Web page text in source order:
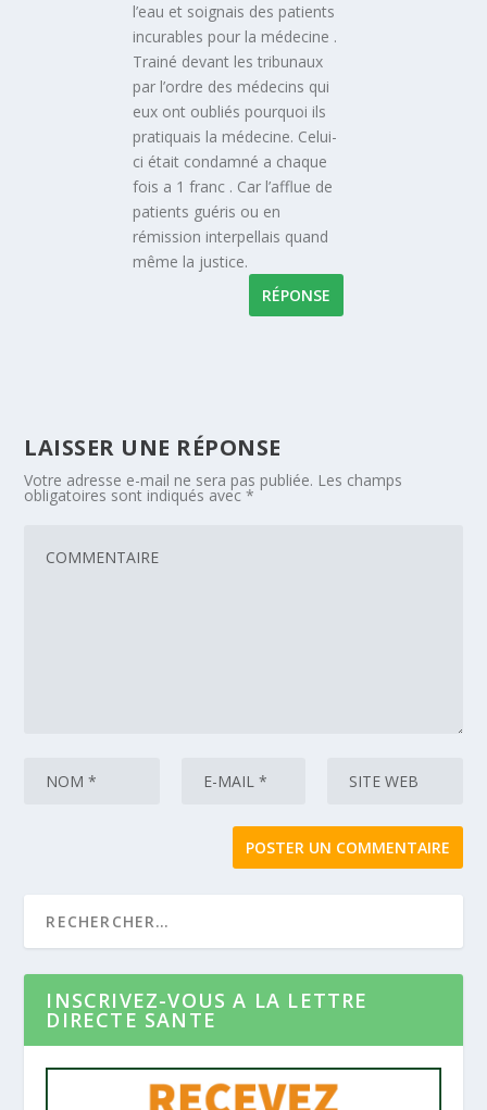
l’eau et soignais des patients
incurables pour la médecine .
Trainé devant les tribunaux
par l’ordre des médecins qui
eux ont oubliés pourquoi ils
pratiquais la médecine. Celui-
ci était condamné a chaque
fois a 1 franc . Car l’afflue de
patients guéris ou en
rémission interpellais quand
même la justice.
RÉPONSE
LAISSER UNE RÉPONSE
Votre adresse e-mail ne sera pas publiée. Les champs
obligatoires sont indiqués avec*
INSCRIVEZ-VOUS A LA LETTRE
DIRECTE SANTE